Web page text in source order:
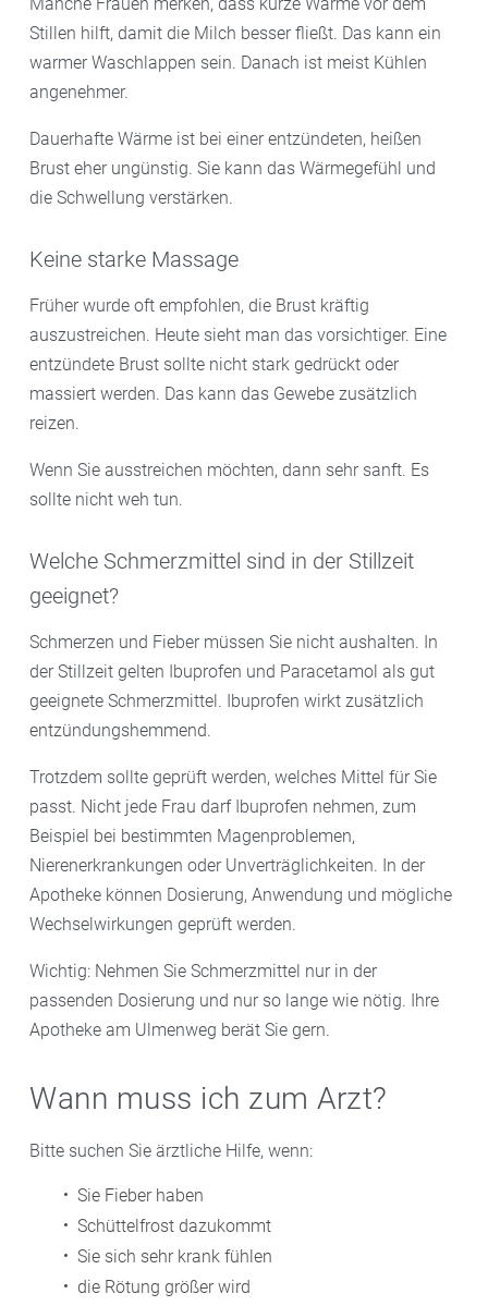
Stillen hilft, damit die Milch besser fließt. Das kann ein
warmer Waschlappen sein. Danach ist meist Kühlen
angenehmer.
Dauerhafte Wärme ist bei einer entzündeten, heißen
Brust eher ungünstig. Sie kann das Wärmegefühl und
die Schwellung verstärken.
Keine starke Massage
Früher wurde oft empfohlen, die Brust kräftig
auszustreichen. Heute sieht man das vorsichtiger. Eine
entzündete Brust sollte nicht stark gedrückt oder
massiert werden. Das kann das Gewebe zusätzlich
reizen.
Wenn Sie ausstreichen möchten, dann sehr sanft. Es
sollte nicht weh tun.
Welche Schmerzmittel sind in der Stillzeit
geeignet?
Schmerzen und Fieber müssen Sie nicht aushalten. In
der Stillzeit gelten Ibuprofen und Paracetamol als gut
geeignete Schmerzmittel. Ibuprofen wirkt zusätzlich
entzündungshemmend.
Trotzdem sollte geprüft werden, welches Mittel für Sie
passt. Nicht jede Frau darf Ibuprofen nehmen, zum
Beispiel bei bestimmten Magenproblemen,
Nierenerkrankungen oder Unverträglichkeiten. In der
Apotheke können Dosierung, Anwendung und mögliche
Wechselwirkungen geprüft werden.
Wichtig: Nehmen Sie Schmerzmittel nur in der
passenden Dosierung und nur so lange wie nötig. Ihre
Apotheke am Ulmenweg berät Sie gern.
Wann muss ich zum Arzt?
Bitte suchen Sie ärztliche Hilfe, wenn:
Sie Fieber haben
Schüttelfrost dazukommt
Sie sich sehr krank fühlen
die Rötung größer wird